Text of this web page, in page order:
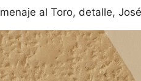
al Toro, detalle,